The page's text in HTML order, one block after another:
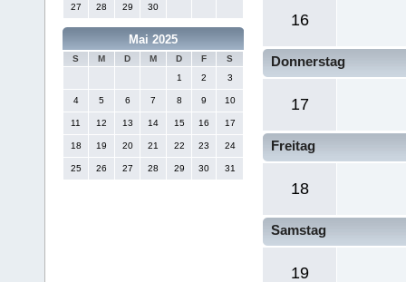
27 28 29 30
Mai 2025
S M D M D F
S
1
2 3
4 5 6 7 8 9 10
11 12 13 14 15 16 17
18 19 20 21 22 23 24
25 26 27 28 29 30 31
16
Donnerstag
17
Freitag
18
Samstag
19